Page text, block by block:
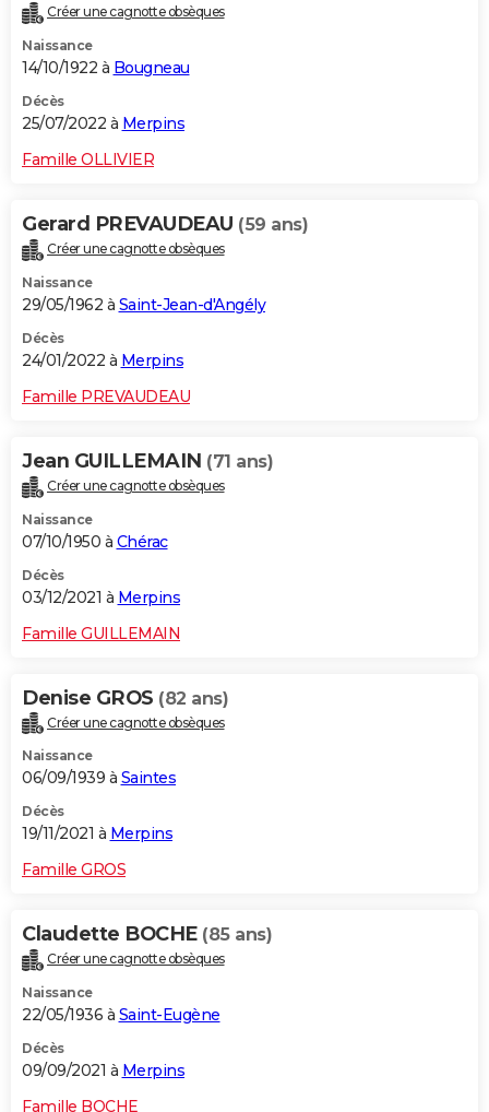
Créer une cagnotte obsèques
Naissance
14/10/1922 à Bougneau
Décès
25/07/2022 à Merpins
Famille OLLIVIER
Gerard PREVAUDEAU (59 ans)
Créer une cagnotte obsèques
Naissance
29/05/1962 à Saint-Jean-d'Angély
Décès
24/01/2022 à Merpins
Famille PREVAUDEAU
Jean GUILLEMAIN (71 ans)
Créer une cagnotte obsèques
Naissance
07/10/1950 à Chérac
Décès
03/12/2021 à Merpins
Famille GUILLEMAIN
Denise GROS (82 ans)
Créer une cagnotte obsèques
Naissance
06/09/1939 à Saintes
Décès
19/11/2021 à Merpins
Famille GROS
Claudette BOCHE (85 ans)
Créer une cagnotte obsèques
Naissance
22/05/1936 à Saint-Eugène
Décès
09/09/2021 à Merpins
Famille BOCHE